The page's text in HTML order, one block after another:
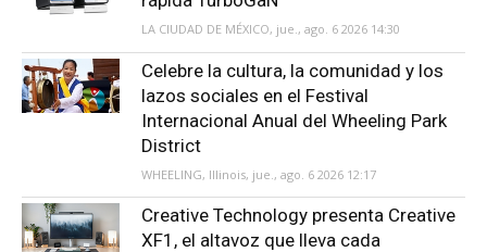
LA CIUDAD DE MÉXICO, jue., ago. 6 2026 14:30
Celebre la cultura, la comunidad y los
lazos sociales en el Festival
Internacional Anual del Wheeling Park
District
WHEELING, Illinois, jue., ago. 6 2026 12:17
Creative Technology presenta Creative
XF1, el altavoz que lleva cada